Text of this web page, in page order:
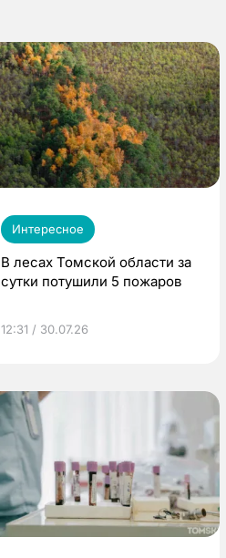
Интересное
В лесах Томской области за
сутки потушили 5 пожаров
12:31 / 30.07.26